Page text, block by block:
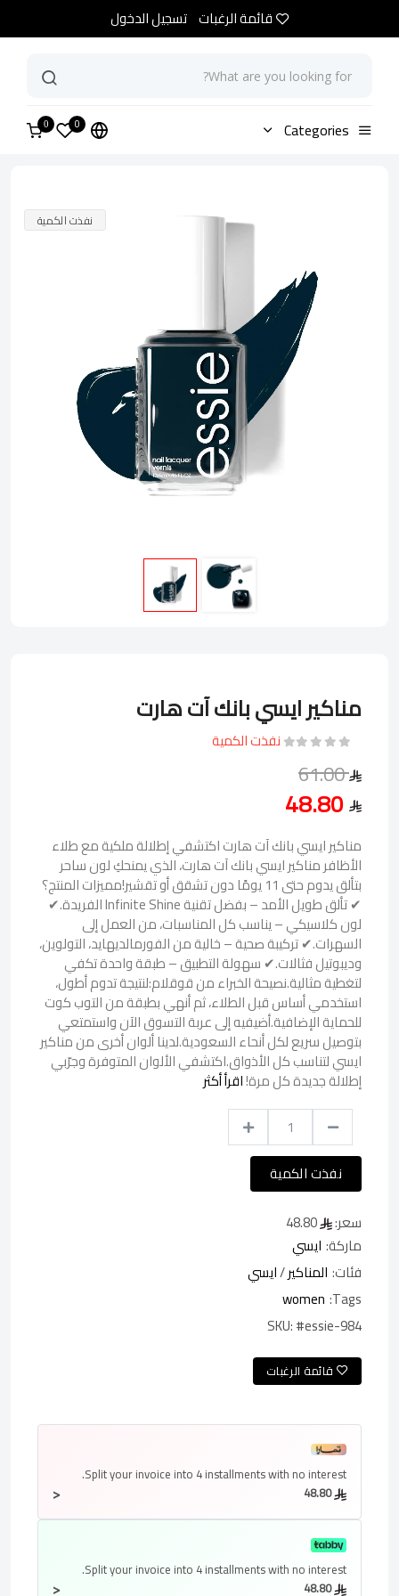
قائمة الرغبات تسجيل الدخول
Categories
0
0 الرئيسية مناكير ايسي بانك آت هارت
نفذت الكمية
مناكير ايسي بانك آت هارت
نفذت الكمية
61.00
مناكير ايسي بانك آت هارت اكتشفي إطلالة ملكية مع طلاء
الأظافر مناكير ايسي بانك آت هارت، الذي يمنحكِ لون ساحر
بتألق يدوم حتى 11 يومًا دون تشقق أو تقشير!مميزات المنتج؟
✔ تألق طويل الأمد – بفضل تقنية Infinite Shine الفريدة.✔
لون كلاسيكي – يناسب كل المناسبات، من العمل إلى
السهرات.✔ تركيبة صحية – خالية من الفورمالديهايد، التولوين،
وديبوتيل فثالات.✔ سهولة التطبيق – طبقة واحدة تكفي
لتغطية مثالية.نصيحة الخبراء من قوقلام:لنتيجة تدوم أطول،
استخدمي أساس قبل الطلاء، ثم أنهي بطبقة من التوب كوت
للحماية الإضافية.أضيفيه إلى عربة التسوق الآن واستمتعي
بتوصيل سريع لكل أنحاء السعودية.لدينا ألوان أخرى من مناكير
ايسي لتناسب كل الأذواق.اكتشفي الألوان المتوفرة وجرّبي
إطلالة جديدة كل مرة!اقرأ أكثر
نفذت الكمية
سعر:
ماركة: ايسي
فئات: المناكير/ايسي
Tags:
women
SKU:#essie-984
قائمة الرغبات
Split your invoice into 4 installmentswith no interest.
< 48.80
Split your invoice into 4 installmentswith no interest.
< 48.80